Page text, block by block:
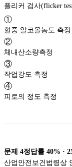
플리커 검사(flicker
①
혈중 알코올농도 측정
②
체내산소량측정
③
작업강도 측정
④
피로의 정도 측정
문제 4정답률 40% ·
산업안전보건법령상